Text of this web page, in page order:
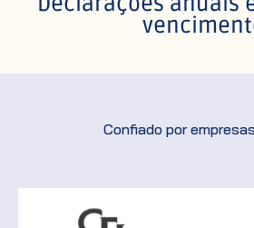
Confiado por